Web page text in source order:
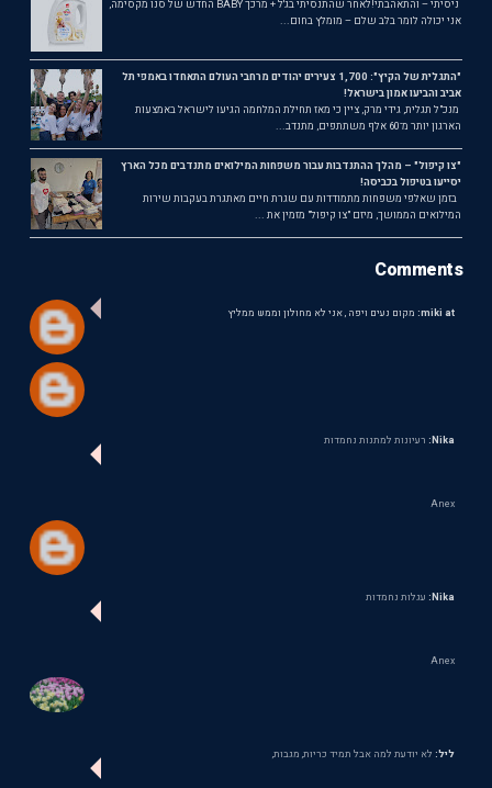
ניסיתי – והתאהבתי!לאחר שהתנסיתי בג'ל + מרכך BABY החדש של סנו מקסימה,
אני יכולה לומר בלב שלם – מומלץ בחום...
"התגלית של הקיץ": 1,700 צעירים יהודים מרחבי העולם התאחדו באמפי תל
אביב והביעו אמון בישראל!
מנכ"ל תגלית, גידי מרק, ציין כי מאז תחילת המלחמה הגיעו לישראל באמצעות
הארגון יותר מ־60 אלף משתתפים, מתנדב...
"צו קיפול" – מהלך ההתנדבות עבור משפחות המילואים מתנדבים מכל הארץ
יסייעו בטיפול בכביסה!
בזמן שאלפי משפחות מתמודדות עם שגרת חיים מאתגרת בעקבות שירות
המילואים הממושך, מיזם "צו קיפול" מזמין את ...
Comments
miki at: מקום נעים ויפה , אני לא מחולון וממש ממליץ
Nika: רעיונות למתנות נחמדות
Anex
Nika: עגלות נחמדות
Anex
ליל: לא יודעת למה אבל תמיד כריות, מגבות,